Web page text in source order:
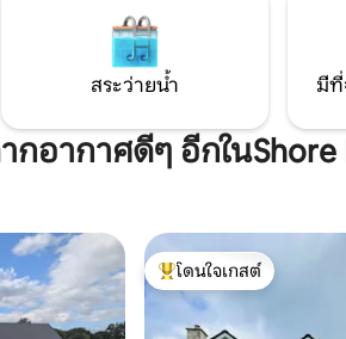
องคุณเอง
รบำบัดด้วย
จริงๆจากที่บ้าน หมู่บ้านใก
Enniskillen...
สระว่ายน้ำ มี
อากาศดีๆ อีกในShore
โดนใจเกสต์ที่สุด
โดนใจเกสต์